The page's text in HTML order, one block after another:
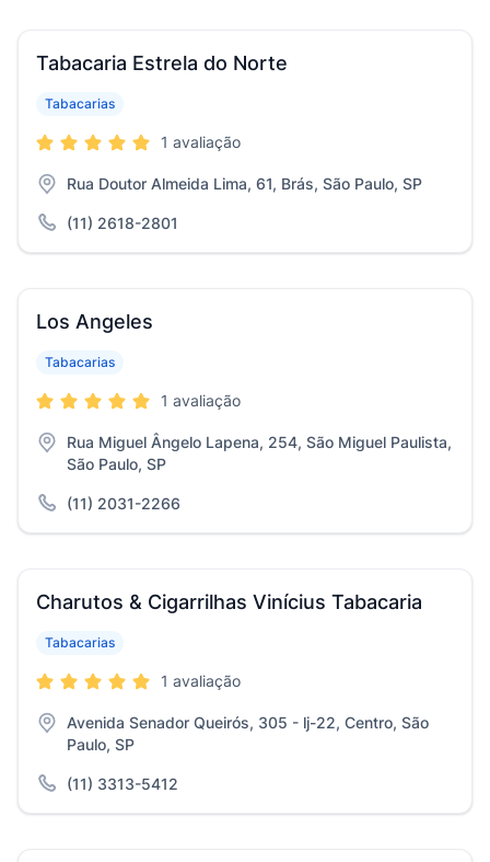
Tabacaria Estrela do Norte
Tabacarias
1 avaliação
Rua Doutor Almeida Lima, 61, Brás, São Paulo, SP
(11) 2618-2801
Los Angeles
Tabacarias
1 avaliação
Rua Miguel Ângelo Lapena, 254, São Miguel Paulista,
São Paulo, SP
(11) 2031-2266
Charutos & Cigarrilhas Vinícius Tabacaria
Tabacarias
1 avaliação
Avenida Senador Queirós, 305 - lj-22, Centro, São
Paulo, SP
(11) 3313-5412